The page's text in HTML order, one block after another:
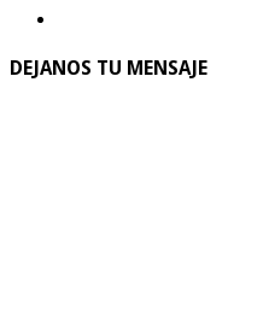
DEJANOS TU MENSAJE